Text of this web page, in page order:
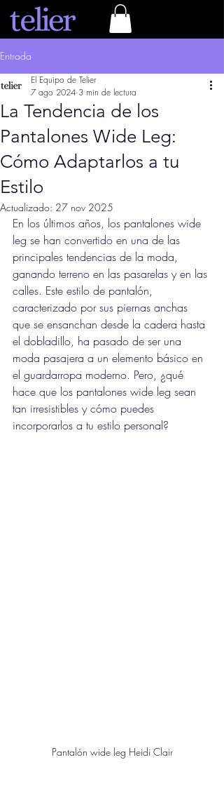
Entrada
La Tendencia de los
Pantalones Wide Leg:
Cómo Adaptarlos a tu
Estilo
El Equipo de Telier
7 ago 2024 3 min de lectura
Actualizado: 27 nov 2025
En los últimos años, los pantalones wide
leg se han convertido en una de las
principales tendencias de la moda,
ganando terreno en las pasarelas y en las
calles. Este estilo de pantalón,
caracterizado por sus piernas anchas
que se ensanchan desde la cadera hasta
el dobladillo, ha pasado de ser una
moda pasajera a un elemento básico en
el guardarropa moderno. Pero, ¿qué
hace que los pantalones wide leg sean
tan irresistibles y cómo puedes
incorporarlos a tu estilo personal?
Pantalón wide leg Heidi Clair